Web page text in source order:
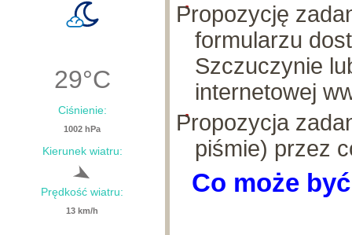
29°C
Ciśnienie:
1002 hPa
Kierunek wiatru:
Prędkość wiatru:
13 km/h
Propozycję
formularzu
Szczuczynie
internetowej
Propozycja
piśmie) przez
Co może